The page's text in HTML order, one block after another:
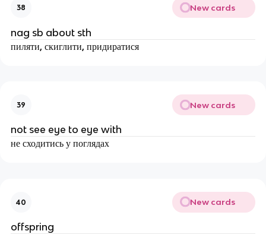
38 New cards
nag sb about sth
пиляти, скиглити, придиратися
39 New cards
not see eye to eye with
не сходитись у поглядах
40 New cards
offspring